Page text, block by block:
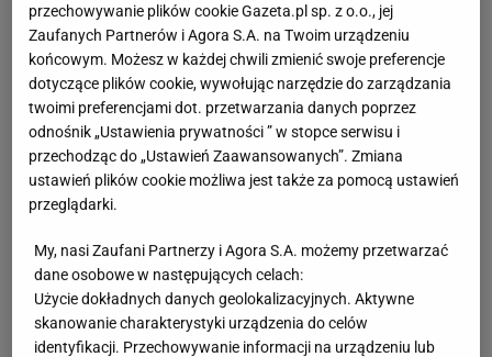
przechowywanie plików cookie Gazeta.pl sp. z o.o., jej
Zaufanych Partnerów i Agora S.A. na Twoim urządzeniu
końcowym. Możesz w każdej chwili zmienić swoje preferencje
dotyczące plików cookie, wywołując narzędzie do zarządzania
twoimi preferencjami dot. przetwarzania danych poprzez
odnośnik „Ustawienia prywatności ” w stopce serwisu i
przechodząc do „Ustawień Zaawansowanych”. Zmiana
ustawień plików cookie możliwa jest także za pomocą ustawień
przeglądarki.
My, nasi Zaufani Partnerzy i Agora S.A. możemy przetwarzać
dane osobowe w następujących celach:
Użycie dokładnych danych geolokalizacyjnych. Aktywne
skanowanie charakterystyki urządzenia do celów
identyfikacji. Przechowywanie informacji na urządzeniu lub